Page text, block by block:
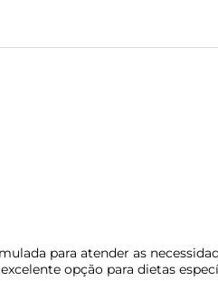
para atender as
opção para dietas